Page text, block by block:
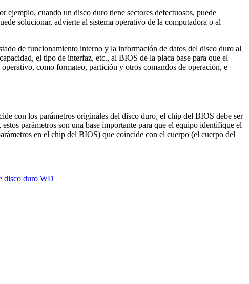
cuando un disco duro tiene sectores defectuosos, puede
solucionar, advierte al sistema operativo de la computadora o al
de funcionamiento interno y la información de datos del disco duro al
el tipo de interfaz, etc., al BIOS de la placa base para que el
como formateo, partición y otros comandos de operación, e
con los parámetros originales del disco duro, el chip del BIOS debe ser
parámetros son una base importante para que el equipo identifique el
en el chip del BIOS) que coincide con el cuerpo (el cuerpo del